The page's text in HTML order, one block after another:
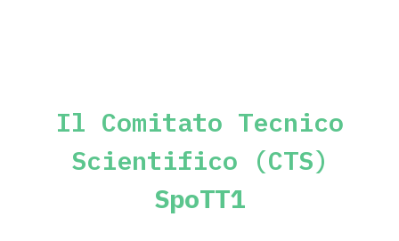
Il Comitato Tecnico
Scientifico (CTS)
SpoTT1